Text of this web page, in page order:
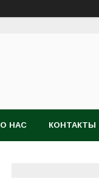
О НАС КОНТАКТЫ